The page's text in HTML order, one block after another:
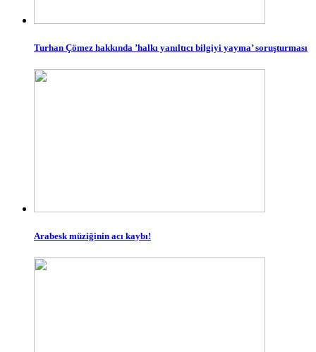
Turhan Çömez hakkında ’halkı yanıltıcı bilgiyi yayma’ soruşturması
Arabesk müziğinin acı kaybı!